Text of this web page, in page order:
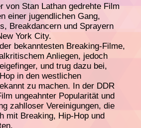
von Stan Lathan gedrehte Film
einer jugendlichen Gang,
Breakdancern und Sprayern
York City.
bekanntesten Breaking-Filme,
Anliegen, jedoch
und trug dazu bei,
in den westlichen
zu machen. In der DDR
ungeahnter Popularität und
zahlloser Vereinigungen, die
mit Breaking, Hip-Hop und